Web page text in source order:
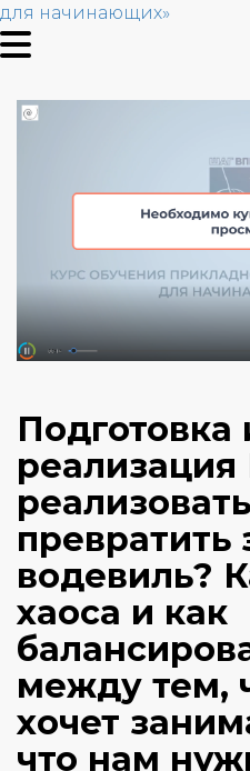
для начинающих»
Подготовка
реализация
превратить
водевиль?
хаоса и как
между тем,
хочет
что нам